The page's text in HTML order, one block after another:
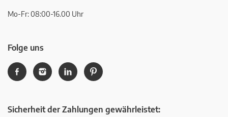
Mo-Fr: 08:00-16.00 Uhr
Folge uns
Sicherheit der Zahlungen gewährleistet: